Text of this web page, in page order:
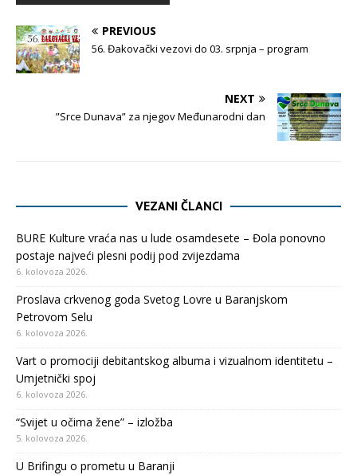
PREVIOUS
56. Đakovački vezovi do 03. srpnja – program
NEXT
”Srce Dunava” za njegov Međunarodni dan
VEZANI ČLANCI
BURE Kulture vraća nas u lude osamdesete – Đola ponovno
postaje najveći plesni podij pod zvijezdama
6. kolovoza 2026.
Proslava crkvenog goda Svetog Lovre u Baranjskom
Petrovom Selu
6. kolovoza 2026.
Vart o promociji debitantskog albuma i vizualnom identitetu –
Umjetnički spoj
6. kolovoza 2026.
“Svijet u očima žene” – izložba
5. kolovoza 2026.
U Brifingu o prometu u Baranji